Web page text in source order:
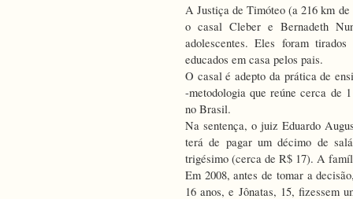
A Justiça de Timóteo (a 216 km
o casal Cleber e Bernadeth
adolescentes. Eles foram
educados em casa pelos pais.
O casal é adepto da prática de
-metodologia que reúne cerca de
no Brasil.
Na sentença, o juiz Eduardo
terá de pagar um décimo de
trigésimo (cerca de R$ 17). A
Em 2008, antes de tomar a
16 anos, e Jônatas, 15, fizessem